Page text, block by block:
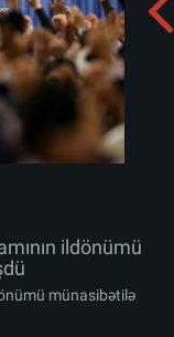
Albomu yüklə:
ildönümü
münasibətilə